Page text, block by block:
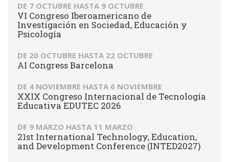
DE 7 OCTUBRE HASTA 9 OCTUBRE
VI Congreso Iberoamericano de
Investigación en Sociedad, Educación y
Psicología
DE 20 OCTUBRE HASTA 22 OCTUBRE
AI Congress Barcelona
DE 4 NOVIEMBRE HASTA 6 NOVIEMBRE
XXIX Congreso Internacional de Tecnología
Educativa EDUTEC 2026
DE 9 MARZO HASTA 11 MARZO
21st International Technology, Education,
and Development Conference (INTED2027)